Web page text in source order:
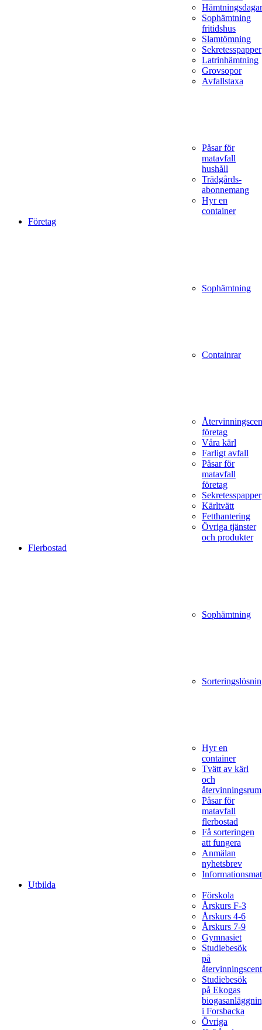
Hämtningsdagar
Sophämtning
fritidshus
Slamtömning
Sekretesspapper
Latrinhämtning
Grovsopor
Avfallstaxa
Påsar för
matavfall
hushåll
Trädgårds­
abonnemang
Hyr en
container
Företag
Sophämtning
Containrar
företag
Våra kärl
Farligt avfall
Påsar för
matavfall
företag
Sekretesspapper
Kärltvätt
Fetthantering
Övriga tjänster
och produkter
Flerbostad
Sophämtning
Hyr en
container
Tvätt av kärl
och
återvinningsrum
Påsar för
matavfall
flerbostad
Få sorteringen
att fungera
Anmälan
nyhetsbrev
Utbilda
Förskola
Årskurs F-3
Årskurs 4-6
Årskurs 7-9
Gymnasiet
Studiebesök
på
Studiebesök
på Ekogas
i Forsbacka
Övriga